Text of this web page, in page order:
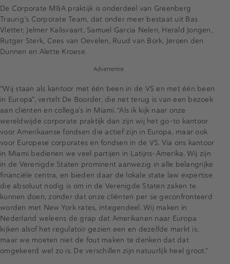
De Corporate M&A praktijk is onderdeel van Greenberg
Traurig’s Corporate Team, dat onder meer bestaat uit Bas
Vletter, Jelmer Kalisvaart, Samuel Garcia Nelen, Herald Jongen,
Rutger Sterk, Cees van Oevelen, Ruud van Bork, Jeroen den
Dunnen en Alette Kroese.
Advertentie
“Wij staan als kantoor met één been in de VS en met één been
in Europa”, vertelt De Boorder, die net terug is van een bezoek
aan cliënten en collega’s in Miami. “Als ik kijk naar onze
wereldwijde corporate praktijk dan zijn wij het go-to kantoor
voor Amerikaanse fondsen die actief zijn in Europa, maar ook
voor Europese corporates en fondsen in de VS. Via ons kantoor
in Miami bedienen we veel partijen in Latijns-Amerika. Wij zijn
in de Verenigde Staten prominent aanwezig in alle belangrijke
financiële centra, en bieden daar de lokale state law expertise
die absoluut nodig is om in de Verenigde Staten zaken te
kunnen doen, zonder dat onze cliënten per se geconfronteerd
worden met New York rates, integendeel. Wij maken in
Nederland weleens de grap dat Amerikanen naar Europa
kijken alsof het regulatoir gezien een en dezelfde markt is,
maar we moeten niet de fout maken te denken dat dat
omgekeerd wel zo is. De verschillen zijn natuurlijk heel groot.”